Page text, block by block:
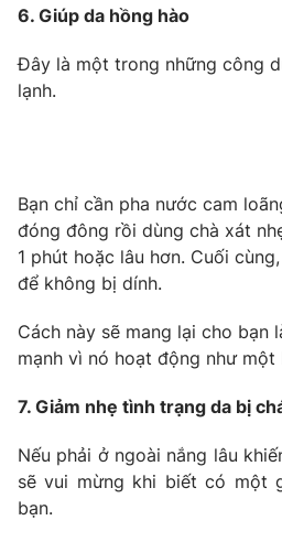
Tổng đài VTV:
024.38 355 931 -
Ðiện thoại Thời báo VTV:024.66
Email:
thuận bằng văn bản. Ghi rõ nguồn
thông tin từ website này.
6. Giúp da hồng hào
Đây là một trong những công
lạnh.
Bạn chỉ cần pha nước cam
đóng đông rồi dùng chà xát
1 phút hoặc lâu hơn. Cuối
để không bị dính.
Cách này sẽ mang lại cho bạn
mạnh vì nó hoạt động như một
7. Giảm nhẹ tình trạng da bị
Nếu phải ở ngoài nắng lâu
sẽ vui mừng khi biết có một
bạn.